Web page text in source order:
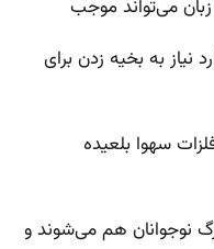
می‌تواند موجب
نیاز به بخیه زدن برای
سهوا بلعیده
نوجوانان هم می‌شوند و